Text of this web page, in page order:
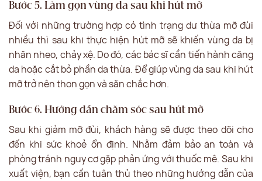
Bước 5. Làm gọn vùng da sau khi hút mỡ
Đối với những trường hợp có tình trạng dư thừa mỡ đùi
nhiều thì sau khi thực hiện hút mỡ sẽ khiến vùng da bị
nhăn nheo, chảy xệ. Do đó, các bác sĩ cần tiến hành căng
da hoặc cắt bỏ phần da thừa. Để giúp vùng da sau khi hút
mỡ trở nên thon gọn và săn chắc hơn.
Bước 6. Hướng dẫn chăm sóc sau hút mỡ
Sau khi giảm mỡ đùi, khách hàng sẽ được theo dõi cho
đến khi sức khoẻ ổn định. Nhằm đảm bảo an toàn và
phòng tránh nguy cơ gặp phản ứng với thuốc mê. Sau khi
xuất viện, bạn cần tuân thủ theo những hướng dẫn của